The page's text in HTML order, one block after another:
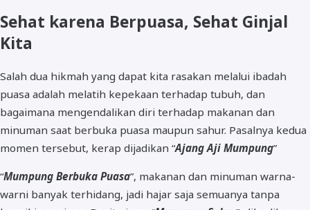
Sehat karena Berpuasa, Sehat Ginjal
Kita
Salah dua hikmah yang dapat kita rasakan melalui ibadah
puasa adalah melatih kepekaan terhadap tubuh, dan
bagaimana mengendalikan diri terhadap makanan dan
minuman saat berbuka puasa maupun sahur. Pasalnya kedua
momen tersebut, kerap dijadikan “Ajang Aji Mumpung”
“Mumpung Berbuka Puasa”, makanan dan minuman warna-
warni banyak terhidang, jadi hajar saja semuanya tanpa